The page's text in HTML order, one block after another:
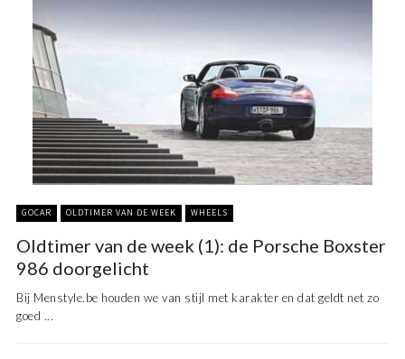
GOCAR OLDTIMER VAN DE WEEK WHEELS
Oldtimer van de week (1): de Porsche Boxster
986 doorgelicht
Bij Menstyle.be houden we van stijl met karakter en dat geldt net zo
goed ...